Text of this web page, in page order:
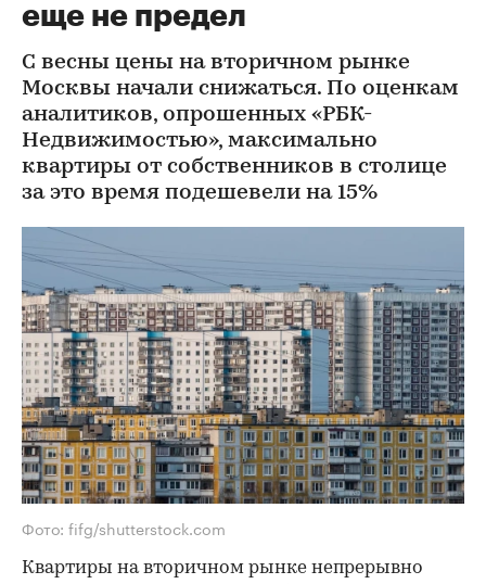
еще не предел
С весны цены на вторичном рынке
Москвы начали снижаться. По оценкам
аналитиков, опрошенных «РБК-
Недвижимостью», максимально
квартиры от собственников в столице
за это время подешевели на 15%
Фото: fifg/shutterstock.com
Квартиры на вторичном рынке непрерывно